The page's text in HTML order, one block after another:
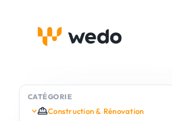
CATÉGORIE
Construction & Rénovation